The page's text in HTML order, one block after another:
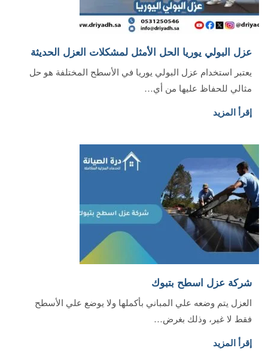
عزل البولي يوريا الحل الأمثل لمشكلات العزل الحديثة
يعتبر استخدام عزل البولي يوريا في الأسطح المختلفة هو حل
مثالي للحفاظ عليها من أي…
إقرأ المزيد
شركة عزل اسطح بتبوك
العزل يتم وضعه علي المباني بأكملها ولا يوضع علي الأسطح
فقط لا غير، وذلك بغرض…
إقرأ المزيد